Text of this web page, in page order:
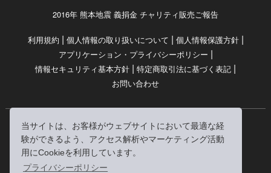
当サイトは、お客様がウェブサイトにおいて最適な経
験ができるよう、アクセス解析やマーケティング活動
用にCookieを利用しています。
プライバシーポリシー
2016年 熊本地震 義捐金 チャリティ販売ご報告
利用規約 | 個人情報の取り扱いについて | 個人情報保護方針|
アプリケーション・プライバシーポリシー |
情報セキュリティ基本方針 | 特定商取引法に基づく表記 |
お問い合わせ
© RRJ Inc.
（kikubon/キクボン/きく本/きくほん/キクホン）は
株式会社RRJの登録商標です。